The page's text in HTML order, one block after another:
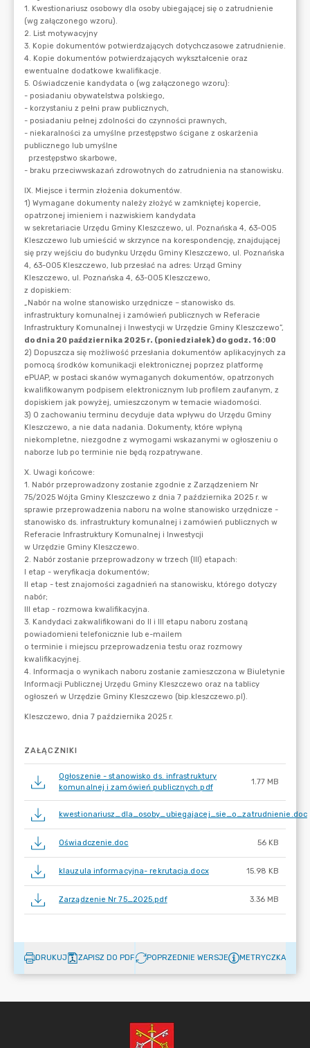
ZAŁĄCZNIKI
Ogłoszenie - stanowisko ds. infrastruktury
komunalnej i zamówień publicznych.pdf
1.77 MB
kwestionariusz_dla_osoby_ubiegajacej_sie_o_zatrudnienie.doc
Oświadczenie.doc 56 KB
klauzula informacyjna- rekrutacja.docx 15.98 KB
Zarządzenie Nr 75_2025.pdf 3.36 MB
DRUKUJ ZAPISZ DO PDF POPRZEDNIE WERSJE METRYCZKA